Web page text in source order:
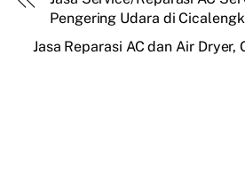
Pengering Udara di
Jasa Reparasi AC dan Air Dryer,